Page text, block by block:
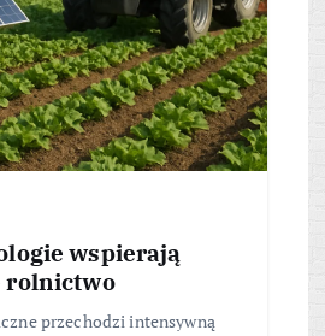
wspierają
rolnictwo
przechodzi intensywną